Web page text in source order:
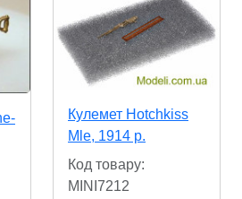
Кулемет Hotchkiss
Mle, 1914 р.
Код товару:
MINI7212